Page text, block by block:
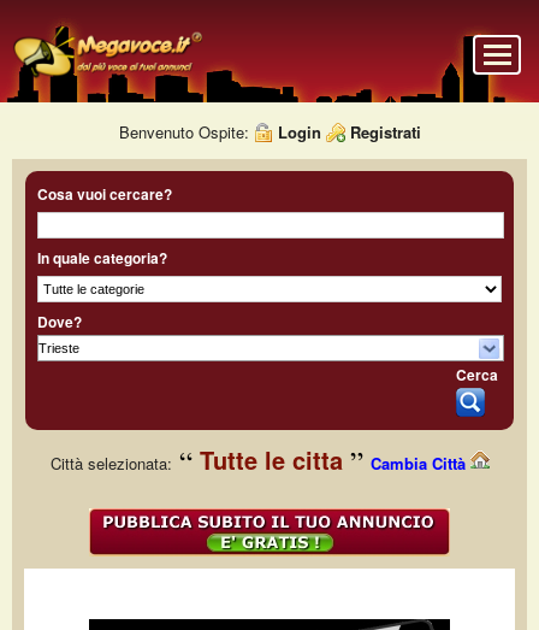
Benvenuto Ospite: Login Registrati
Cosa vuoi cercare?
In quale categoria?
Dove?
Cerca
Città selezionata: Tutte le citta Cambia Città